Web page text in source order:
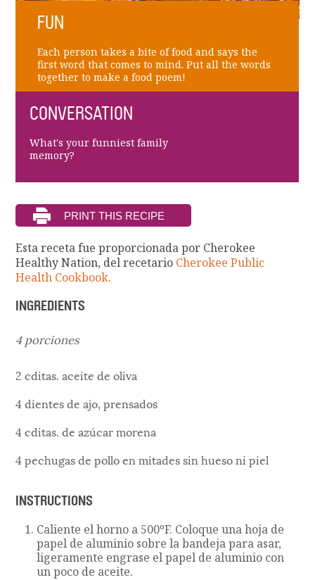
FUN
Each person takes a bite of food and says the
first word that comes to mind. Put all the words
together to make a food poem!
CONVERSATION
What's your funniest family
memory?
Esta receta fue proporcionada por Cherokee
Healthy Nation, del recetario Cherokee Public
Health Cookbook.
INGREDIENTS
4 porciones
2 cditas. aceite de oliva
4 dientes de ajo, prensados
4 cditas. de azúcar morena
4 pechugas de pollo en mitades sin hueso ni piel
INSTRUCTIONS
Caliente el horno a 500ºF. Coloque una hoja de
papel de aluminio sobre la bandeja para asar,
ligeramente engrase el papel de aluminio con
un poco de aceite.